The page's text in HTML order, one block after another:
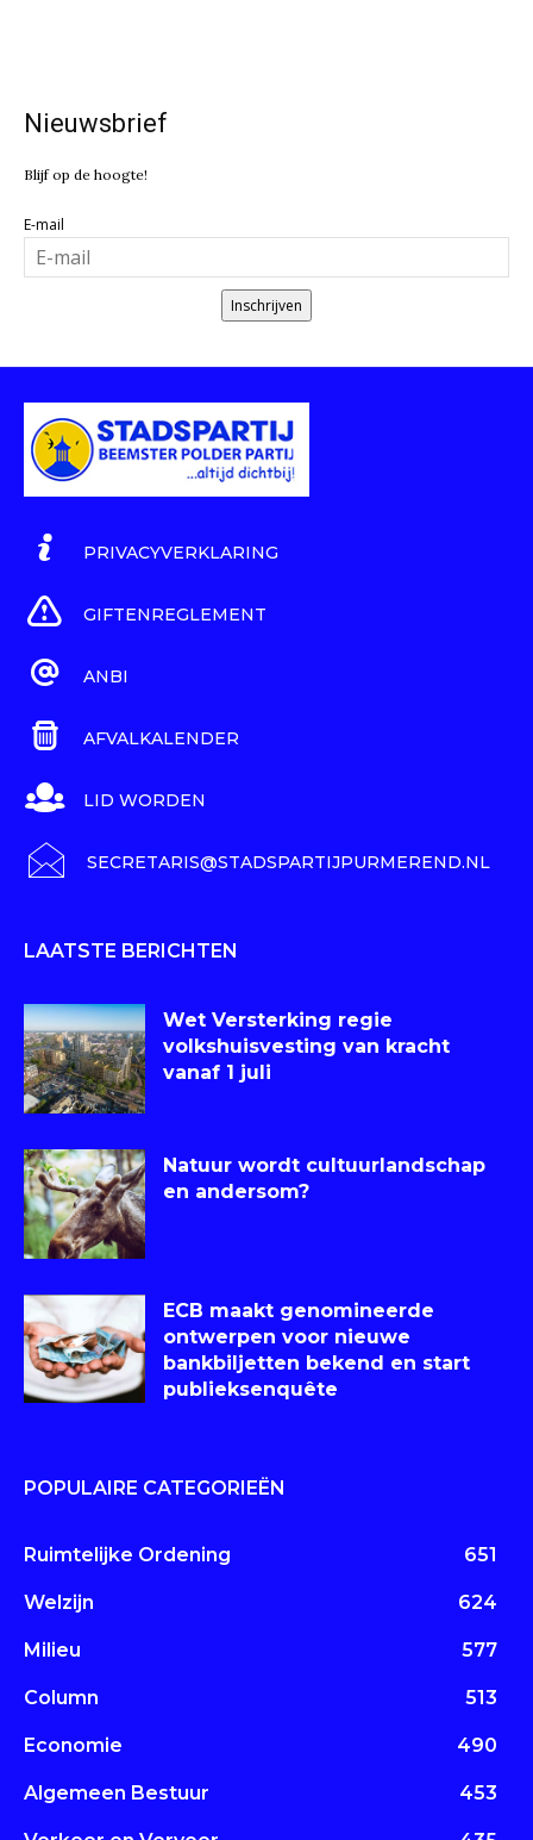
Nieuwsbrief
Blijf op de hoogte!
E-mail
Inschrijven
PRIVACYVERKLARING
GIFTENREGLEMENT
ANBI
AFVALKALENDER
LID WORDEN
SECRETARIS@STADSPARTIJPURMEREND.NL
LAATSTE BERICHTEN
Wet Versterking regie
volkshuisvesting van kracht
vanaf 1 juli
Natuur wordt cultuurlandschap
en andersom?
ECB maakt genomineerde
ontwerpen voor nieuwe
bankbiljetten bekend en start
publieksenquête
POPULAIRE CATEGORIEËN
Ruimtelijke Ordening 651
Welzijn 624
Milieu 577
Column 513
Economie 490
Algemeen Bestuur 453